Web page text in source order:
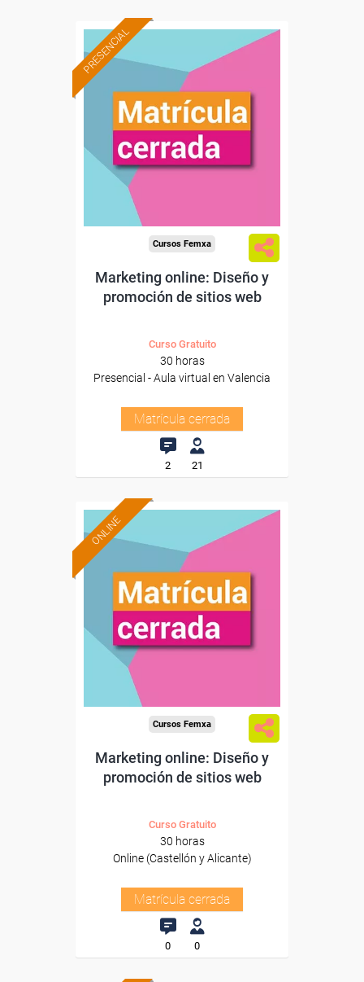
PRESENCIAL
Cursos Femxa
Marketing online: Diseño y
promoción de sitios web
Curso Gratuito
30 horas
Presencial - Aula virtual en Valencia
Matrícula cerrada
2 21
ONLINE
Cursos Femxa
Marketing online: Diseño y
promoción de sitios web
Curso Gratuito
30 horas
Online (Castellón y Alicante)
Matrícula cerrada
0 0